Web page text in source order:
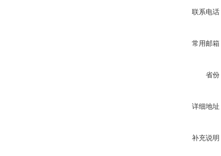
联系电话
常用邮箱
省份
详细地址
补充说明